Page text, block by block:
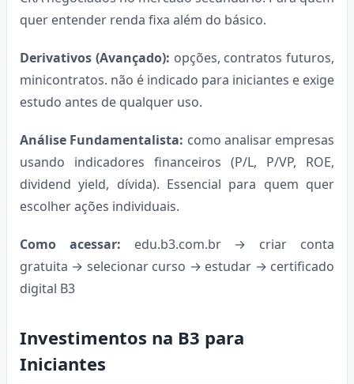
quer entender renda fixa além do básico.
Derivativos (Avançado): opções, contratos futuros,
minicontratos. não é indicado para iniciantes e exige
estudo antes de qualquer uso.
Análise Fundamentalista: como analisar empresas
usando indicadores financeiros (P/L, P/VP, ROE,
dividend yield, dívida). Essencial para quem quer
escolher ações individuais.
Como acessar: edu.b3.com.br → criar conta
gratuita → selecionar curso → estudar → certificado
digital B3
Investimentos na B3 para
Iniciantes